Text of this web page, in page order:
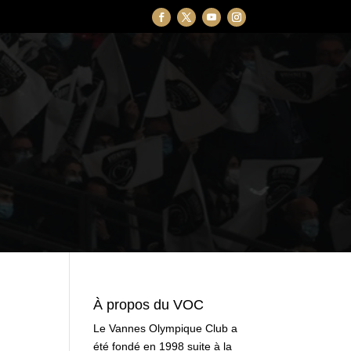
À propos du VOC
Le Vannes Olympique Club a
été fondé en 1998 suite à la